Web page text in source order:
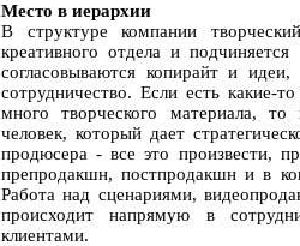
Место в иерархии
В структуре компании
креативного отдела и
согласовываются копирайт и
сотрудничество. Если есть какие-
много творческого материала,
человек, который дает
продюсера - все это произвести,
препродакшн, постпродакшн и в
Работа над сценариями,
происходит напрямую в
клиентами.